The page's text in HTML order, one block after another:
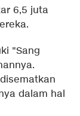
6,5 juta
"Sang
dalam hal